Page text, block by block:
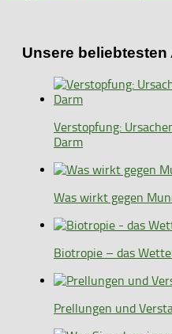
Unsere beliebtesten
Verstopfung:
Darm
Was wirkt gegen
Biotropie – das
Prellungen und